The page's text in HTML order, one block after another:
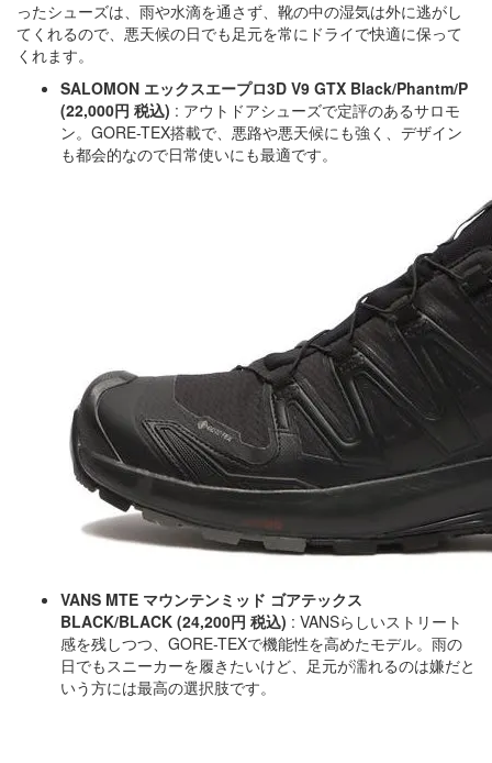
ったシューズは、雨や水滴を通さず、靴の中の湿気は外に逃がし
てくれるので、悪天候の日でも足元を常にドライで快適に保って
くれます。
SALOMON エックスエープロ3D V9 GTX Black/Phantm/P
(22,000円 税込) : アウトドアシューズで定評のあるサロモ
ン。GORE-TEX搭載で、悪路や悪天候にも強く、デザイン
も都会的なので日常使いにも最適です。
VANS MTE マウンテンミッド ゴアテックス
BLACK/BLACK (24,200円 税込) : VANSらしいストリート
感を残しつつ、GORE-TEXで機能性を高めたモデル。雨の
日でもスニーカーを履きたいけど、足元が濡れるのは嫌だと
いう方には最高の選択肢です。